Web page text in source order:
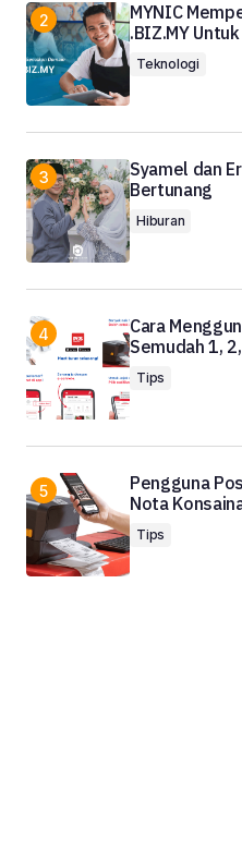
MYNIC
.BIZ.MY
Teknologi
Syamel dan
Bertunang
Hiburan
Cara
Semudah 1,
Tips
Pengguna
Nota
Tips